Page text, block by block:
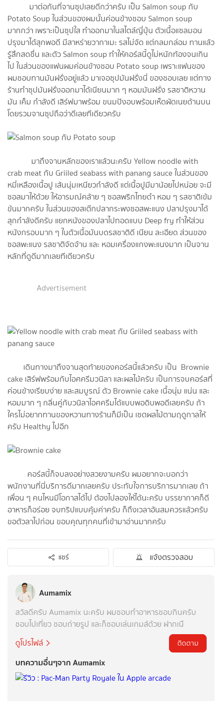
มาต่อกันที่จานซุปเลยดีกว่าครับ เป็น Salmon soup กับ
Potato Soup ในส่วนของผมนั้นค่อนข้างชอบ Salmon soup
มากกว่า เพราะเป็นซุปใส ทำออกมาในสไตล์ญี่ปุ่น ตัวเนื้อแซลมอน
ปรุงมาได้สุกพอดี มีสาหร่ายวากาเมะ รสไม่จัด แต่กลมกล่อม ทานแล้ว
รู้สึกสดชื่น และตัว Salmon soup ทำให้คอร์สนี้ดูไม่หนักท้องจนเกิน
ไป ในส่วนของแฟนผมค่อนข้างชอบ Potato soup เพราะแฟนของ
ผมชอบทานมันฝรั่งอยู่แล้ว มาเจอซุปมันฝรั่งนี่ ของชอบเลย แต่ทาง
ร้านทำซุปมันฝรั่งออกมาได้เนียนมาก ๆ หอมมันฝรั่ง รสชาติหวาน
มัน เค็ม กำลังดี เสิร์ฟมาพร้อม ขนมปังอบพร้อมเห็ดผัดเนยด้านบน
โดยรวมจานซุปถือว่าดีเลยทีเดียวครับ
มาถึงจานหลักของเราแล้วนะครับ Yellow noodle with
crab meat กับ Griiled seabass with panang sauce ในส่วนของ
หมี่เหลืองเนื้อปู เส้นนุ่มเหนียวกำลังดี แต่เนื้อปูมีมาน้อยไปหน่อย จะมี
ซอสมาให้ด้วย ให้อารมณ์คล้าย ๆ ซอสพริกไทยดำ หอม ๆ รสชาติเข้ม
ข้นมากครับ ในส่วนของสเต๊กปลากระพงซอสพะแนง ปลาปรุงมาได้
สุกกำลังดีครับ แยกหนังของปลาไปทอดแบบ Deep fry ทำให้ส่วน
หนังกรอบมาก ๆ ในตัวเนื้อมันบดรสชาติดี เนียน ละเอียด ส่วนของ
ซอสพะแนง รสชาติจัดจ้าน และ หอมเครื่องแกงพะแนงมาก เป็นจาน
หลักที่ดูดีมากเลยทีเดียวครับ
Advertisement
เดินทางมาถึงจานสุดท้ายของคอร์สนี้แล้วครับ เป็น Brownie
cake เสิร์ฟพร้อมกับไอศครีมวนิลา และผลไม้ครับ เป็นการจบคอร์สที่
ค่อนข้างเรียบง่าย และสมบูรณ์ ตัว Brownie cake เนื้อนุ่ม แน่น และ
หอมมาก ๆ กลิ่นคู่กับวนิลาไอศครีมได้แบบพอดิบพอดีเลยครับ ถ้า
ใครไม่อยากทานของหวานทางร้านก็มีเป็น เซตผลไม้ตามฤดูกาลให้
ครับ Healthy ไปอีก
คอร์สนี้ก็จบลงอย่างสวยงามครับ ผมอยากจะบอกว่า
พนักงานที่นี่บริการดีมากเลยครับ ประทับใจการบริการมากเลย ถ้า
เพื่อน ๆ คนไหนมีโอกาสได้ไป ต้องไปลองให้ได้นะครับ บรรยากาศก็ดี
อาหารก็อร่อย จบทริปแบบคุ้มค่าครับ ก็ถึงเวลาอันสมควรแล้วครับ
ขอตัวลาไปก่อน ขอบคุณทุกคนที่เข้ามาอ่านมากครับ
แชร์ แจ้งตรวจสอบ
Aumamix
สวัสดีครับ Aumamix นะครับ ผมชอบทำอาหารชอบกินครับ
ชอบไปเที่ยว ชอบถ่ายรูป และก็ชอบเล่นเกมส์ด้วย ฝากเนื
ดูโปรไฟล์
ติดตาม
บทความอื่นๆจาก Aumamix